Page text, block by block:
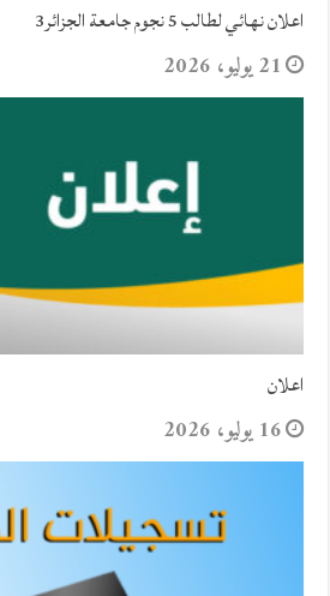
اعلان نهائي لطالب 5 نجوم جامعة الجزائر3
21 يوليو، 2026
اعلان
16 يوليو، 2026